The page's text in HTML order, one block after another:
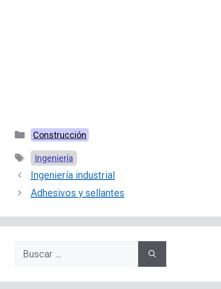
Categorías
Construcción
Etiquetas
Ingeniería
Ingeniería industrial
Adhesivos y sellantes
Buscar: